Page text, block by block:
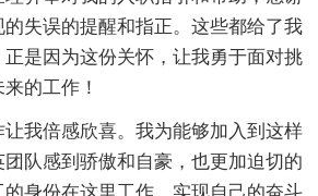
失误的提醒和指正。这些都给了我
是因为这份关怀，让我勇于面对挑
的工作！
我倍感欣喜。我为能够加入到这样
队感到骄傲和自豪，也更加迫切的